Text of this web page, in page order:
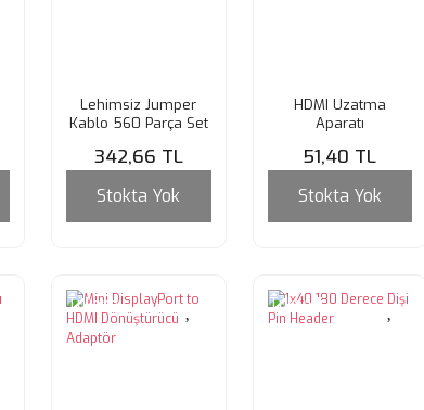
Lehimsiz Jumper
Kablo 560 Parça Set
342,66 TL
Stokta Yok
HDMI Uzatma
Aparatı
51,40 TL
Stokta Yok
Tükendi Tükendi